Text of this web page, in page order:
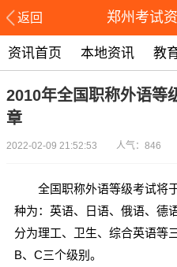
返回 郑州考试
资讯首页 本地资讯 教
2010年全国职称外语等
章
2022-02-09 21:52:53 人气：846
全国职称外语等级考试将于
种为：英语、日语、俄语、德
分为理工、卫生、综合英语等
B、C三个级别。